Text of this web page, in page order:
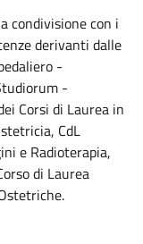
condivisione con i
derivanti dalle
-
-
Corsi di Laurea in
CdL
e Radioterapia,
di Laurea